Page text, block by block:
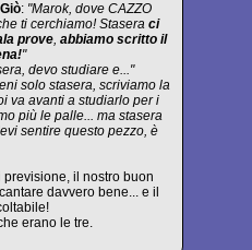
: "Marok, dove CAZZO
ti cerchiamo! Stasera ci
prove, abbiamo scritto il
"
devo studiare e..."
solo stasera, scriviamo la
va avanti a studiarlo per i
più le palle... ma stasera
sentire questo pezzo, è
previsione, il nostro buon
davvero bene... e il
erano le tre.